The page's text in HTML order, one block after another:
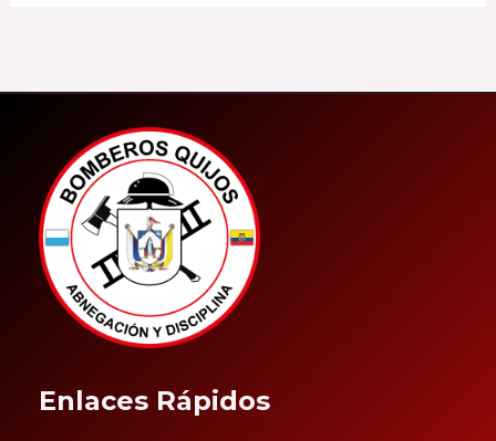
Enlaces Rápidos